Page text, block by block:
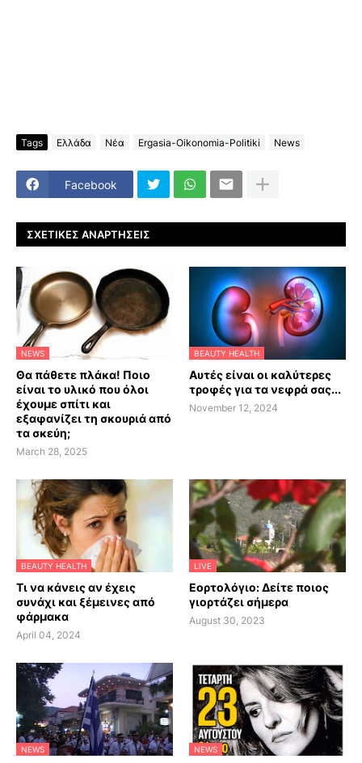
Tags Ελλάδα Νέα Ergasia-Oikonomia-Politiki News
Facebook
ΣΧΕΤΙΚΈΣ ΑΝΑΡΤΉΣΕΙΣ
NEWS
Θα πάθετε πλάκα! Ποιο
είναι το υλικό που όλοι
έχουμε σπίτι και
εξαφανίζει τη σκουριά από
τα σκεύη;
March 28, 2025
BEAUTY HEALTH
Αυτές είναι οι καλύτερες
τροφές για τα νεφρά σας...
November 12, 2024
BEAUTY HEALTH
Τι να κάνεις αν έχεις
συνάχι και ξέμεινες από
φάρμακα
April 04, 2024
LIVE
Εορτολόγιο: Δείτε ποιος
γιορτάζει σήμερα
August 30, 2023
NEWS NEWS